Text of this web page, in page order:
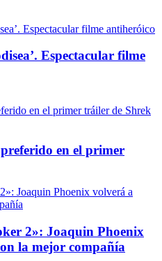
Espectacular filme
en el primer
2»: Joaquin Phoenix
la mejor compañía